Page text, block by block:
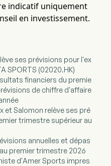
indicatif uniquement
en investissement.
ses prévisions pour l'ex
SPORTS (02020.HK)
financiers du premie
de chiffre d'affaire
et Salomon relève ses pré
trimestre supérieur au
annuelles et dépas
premier trimestre 2026
d'Amer Sports impres